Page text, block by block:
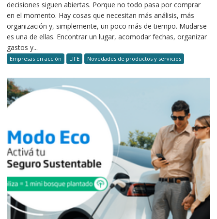
decisiones siguen abiertas. Porque no todo pasa por comprar
en el momento. Hay cosas que necesitan más análisis, más
organización y, simplemente, un poco más de tiempo. Mudarse
es una de ellas. Encontrar un lugar, acomodar fechas, organizar
gastos y...
Empresas en acción LIFE Novedades de productos y servicios